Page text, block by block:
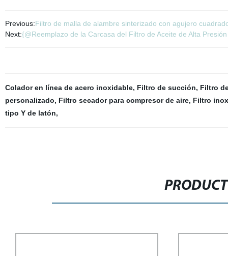
Previous:Filtro de malla de alambre sinterizado con agujero
Next:{@Reemplazo de la Carcasa del Filtro de Aceite de Alta
Colador en línea de acero inoxidable, Filtro de succión, Filtro
personalizado, Filtro secador para compresor de aire, Filtro
tipo Y de latón,